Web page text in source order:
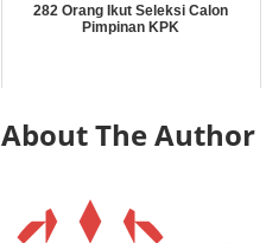
282 Orang Ikut Seleksi Calon
Pimpinan KPK
About The Author